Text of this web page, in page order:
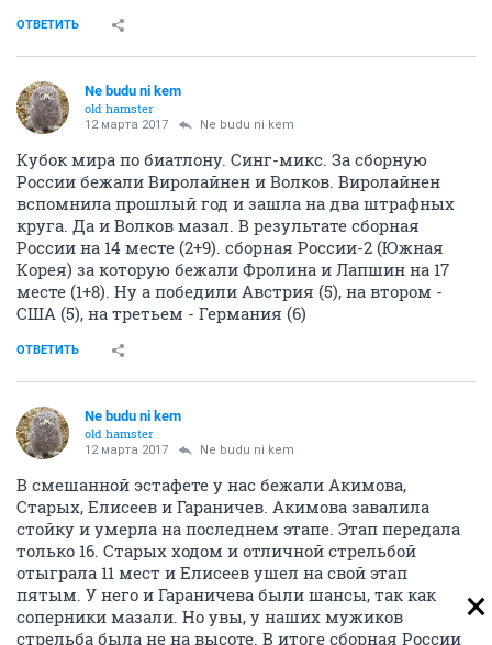
ОТВЕТИТЬ
Ne budu ni kem
old hamster
12 марта 2017 Ne budu ni kem
Кубок мира по биатлону. Синг-микс. За сборную
России бежали Виролайнен и Волков. Виролайнен
вспомнила прошлый год и зашла на два штрафных
круга. Да и Волков мазал. В результате сборная
России на 14 месте (2+9). сборная России-2 (Южная
Корея) за которую бежали Фролина и Лапшин на 17
месте (1+8). Ну а победили Австрия (5), на втором -
США (5), на третьем - Германия (6)
ОТВЕТИТЬ
Ne budu ni kem
old hamster
12 марта 2017 Ne budu ni kem
В смешанной эстафете у нас бежали Акимова,
Старых, Елисеев и Гараничев. Акимова завалила
стойку и умерла на последнем этапе. Этап передала
только 16. Старых ходом и отличной стрельбой
отыграла 11 мест и Елисеев ушел на свой этап
пятым. У него и Гараничева были шансы, так как
соперники мазали. Но увы, у наших мужиков
стрельба была не на высоте. В итоге сборная России